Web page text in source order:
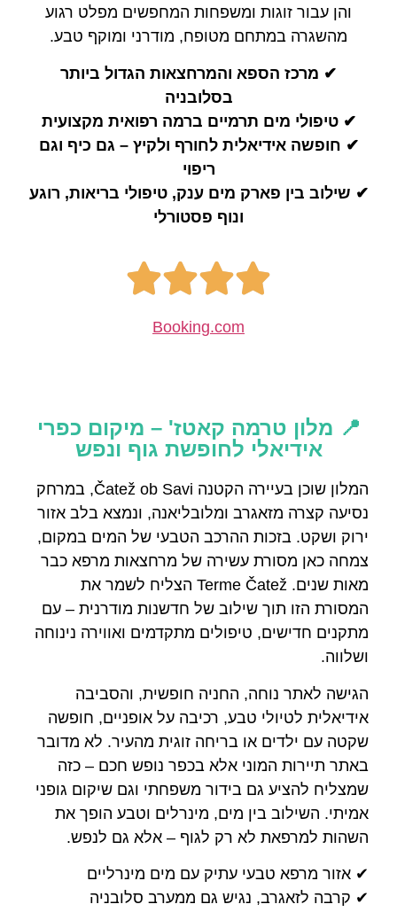
והן עבור זוגות ומשפחות המחפשים מפלט רגוע
מהשגרה במתחם מטופח, מודרני ומוקף טבע.
✔ מרכז הספא והמרחצאות הגדול ביותר
בסלובניה
✔ טיפולי מים תרמיים ברמה רפואית מקצועית
✔ חופשה אידיאלית לחורף ולקיץ – גם כיף וגם
ריפוי
✔ שילוב בין פארק מים ענק, טיפולי בריאות, רוגע
ונוף פסטורלי
Booking.com
📍 מלון טרמה קאטז' – מיקום כפרי
אידיאלי לחופשת גוף ונפש
המלון שוכן בעיירה הקטנה Čatež ob Savi, במרחק
נסיעה קצרה מזאגרב ומלובליאנה, ונמצא בלב אזור
ירוק ושקט. בזכות ההרכב הטבעי של המים במקום,
צמחה כאן מסורת עשירה של מרחצאות מרפא כבר
מאות שנים. Terme Čatež הצליח לשמר את
המסורת הזו תוך שילוב של חדשנות מודרנית – עם
מתקנים חדישים, טיפולים מתקדמים ואווירה נינוחה
ושלווה.
הגישה לאתר נוחה, החניה חופשית, והסביבה
אידיאלית לטיולי טבע, רכיבה על אופניים, חופשה
שקטה עם ילדים או בריחה זוגית מהעיר. לא מדובר
באתר תיירות המוני אלא בכפר נופש חכם – כזה
שמצליח להציע גם בידור משפחתי וגם שיקום גופני
אמיתי. השילוב בין מים, מינרלים וטבע הופך את
השהות למרפאת לא רק לגוף – אלא גם לנפש.
✔ אזור מרפא טבעי עתיק עם מים מינרליים
✔ קרבה לזאגרב, נגיש גם ממערב סלובניה